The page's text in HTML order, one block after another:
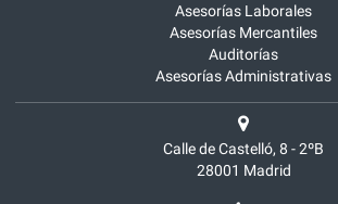
Asesorías Laborales
Asesorías Mercantiles
Auditorías
Asesorías Administrativas
Calle de Castelló, 8 - 2ºB
28001 Madrid